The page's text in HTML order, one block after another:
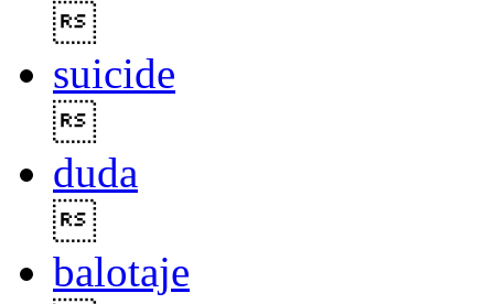
suicide
duda
balotaje